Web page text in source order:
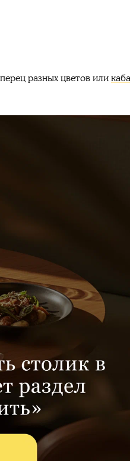
разных цветов или